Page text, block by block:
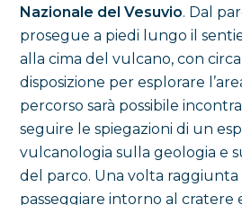
Nazionale del Vesuvio. Dal
prosegue a piedi lungo il
alla cima del vulcano, con
disposizione per esplorare
percorso sarà possibile
seguire le spiegazioni di un
vulcanologia sulla geologia e
del parco. Una volta raggiunta
passeggiare intorno al cratere